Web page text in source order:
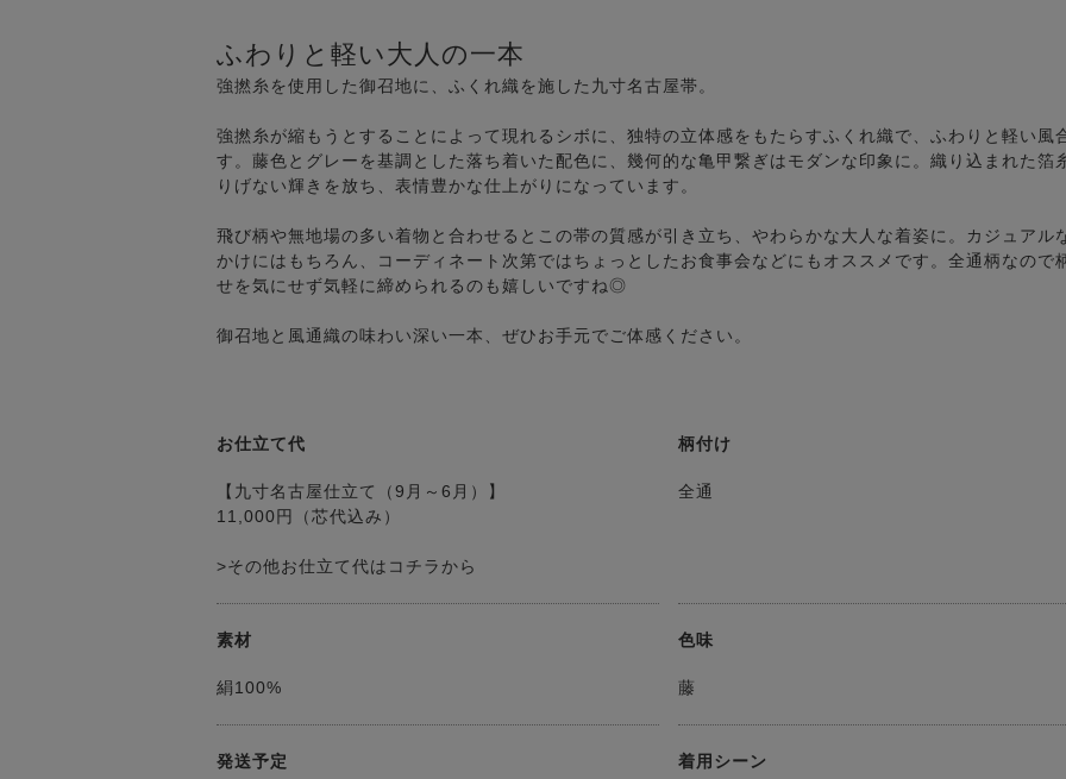
ふわりと軽い大人の一本
強撚糸を使用した御召地に、ふくれ織を施した九寸名古屋帯。
強撚糸が縮もうとすることによって現れるシボに、独特の立体感をもたらすふくれ織で、ふわりと軽い風
す。藤色とグレーを基調とした落ち着いた配色に、幾何的な亀甲繋ぎはモダンな印象に。織り込まれた箔
りげない輝きを放ち、表情豊かな仕上がりになっています。
飛び柄や無地場の多い着物と合わせるとこの帯の質感が引き立ち、やわらかな大人な着姿に。カジュアル
かけにはもちろん、コーディネート次第ではちょっとしたお食事会などにもオススメです。全通柄なので
せを気にせず気軽に締められるのも嬉しいですね◎
御召地と風通織の味わい深い一本、ぜひお手元でご体感ください。
お仕立て代
【九寸名古屋仕立て（9月～6月）】
11,000円（芯代込み）
>その他お仕立て代はコチラから
柄付け
全通
素材
絹100%
色味
藤
発送予定 着用シーン